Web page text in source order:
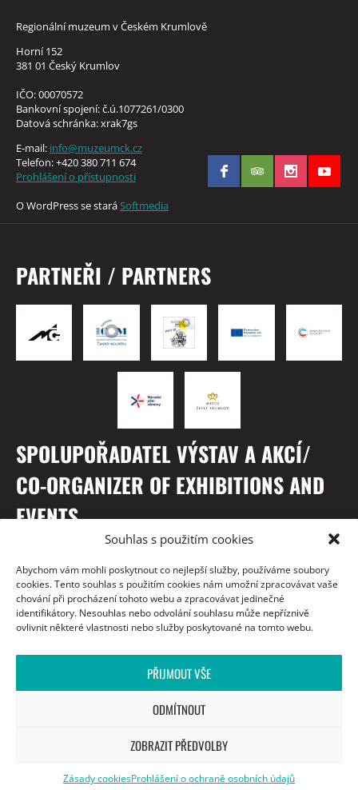
Souhlas s použitím cookies
Abychom vám mohli poskytnout co nejlepší služby, používáme soubory
cookies. Tento souhlas s použitím cookies nám umožní zpracovávat vaše
chování při procházení tohoto webu a zpracovávat jedinečné
identifikátory. Nesouhlas nebo odvolání souhlasu může nepříznivě
ovlivnit některé vlastnosti nebo služby poskytované na tomto webu.
PŘIJMOUT VŠE
ODMÍTNOUT
ZOBRAZIT PŘEDVOLBY
Zásady cookiesProhlášení o ochraně osobních údajů
Regionální muzeum v Českém Krumlově
Horní 152
381 01 Český Krumlov
IČO: 00070572
Bankovní spojení: č.ú.1077261/0300
Datová schránka: xrak7gs
E-mail: info@muzeumck.cz
Telefon: +420 380 711 674
Prohlášení o přístupnosti
O WordPress se staráSoftmedia
PARTNEŘI / PARTNERS
SPOLUPOŘADATEL VÝSTAV A AKCÍ/
CO-ORGANIZER OF EXHIBITIONS AND
EVENTS
S PODĚKOVÁNÍM / WITH THANKS TO